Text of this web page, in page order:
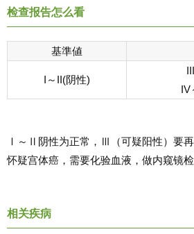
检查报告怎么看
基準値
I～II(阴性)
IV
Ⅰ～Ⅱ阴性为正常，Ⅲ（可疑阳性）要
怀疑宫体癌，需要化验血液，做内窥镜检
相关疾病